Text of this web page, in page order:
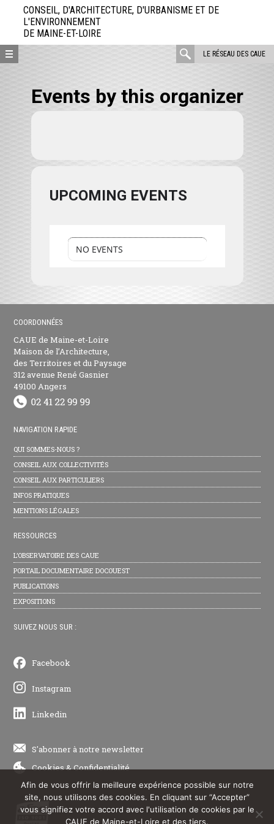
directement
contenu
CONSEIL, D'ARCHITECTURE, D'URBANISME ET DE
L'ENVIRONNEMENT
DE MAINE-ET-LOIRE
LE RÉSEAU DES CAUE
rechercher
Events by this organizer
UPCOMING EVENTS
NO EVENTS
COORDONNÉES
CAUE de Maine-et-Loire
Maison de l’Architecture,
des Territoires et du Paysage
312 avenue René Gasnier
49100 Angers
NAVIGATION RAPIDE
QUI SOMMES-NOUS ?
CONSEIL AUX COLLECTIVITÉS
CONSEIL AUX PARTICULIERS
INFOS PRATIQUES
MENTIONS LÉGALES
RESSOURCES
L’OBSERVATOIRE DES CAUE
PORTAIL DOCUMENTAIRE DOCOUEST
PUBLICATIONS
EXPOSITIONS
SUIVEZ NOUS SUR :
Facebook
Instagram
Linkedin
S'abonner à notre newsletter
Cookies&Confidentialité
Afin de vous offrir la meilleure expérience possible sur notre
site, nous utilisons des cookies. En cliquant sur “Accepter”
vous signifiez votre accord avec l'utilisation de cookies par le
CAUE de Maine-et-Loire et des tiers.